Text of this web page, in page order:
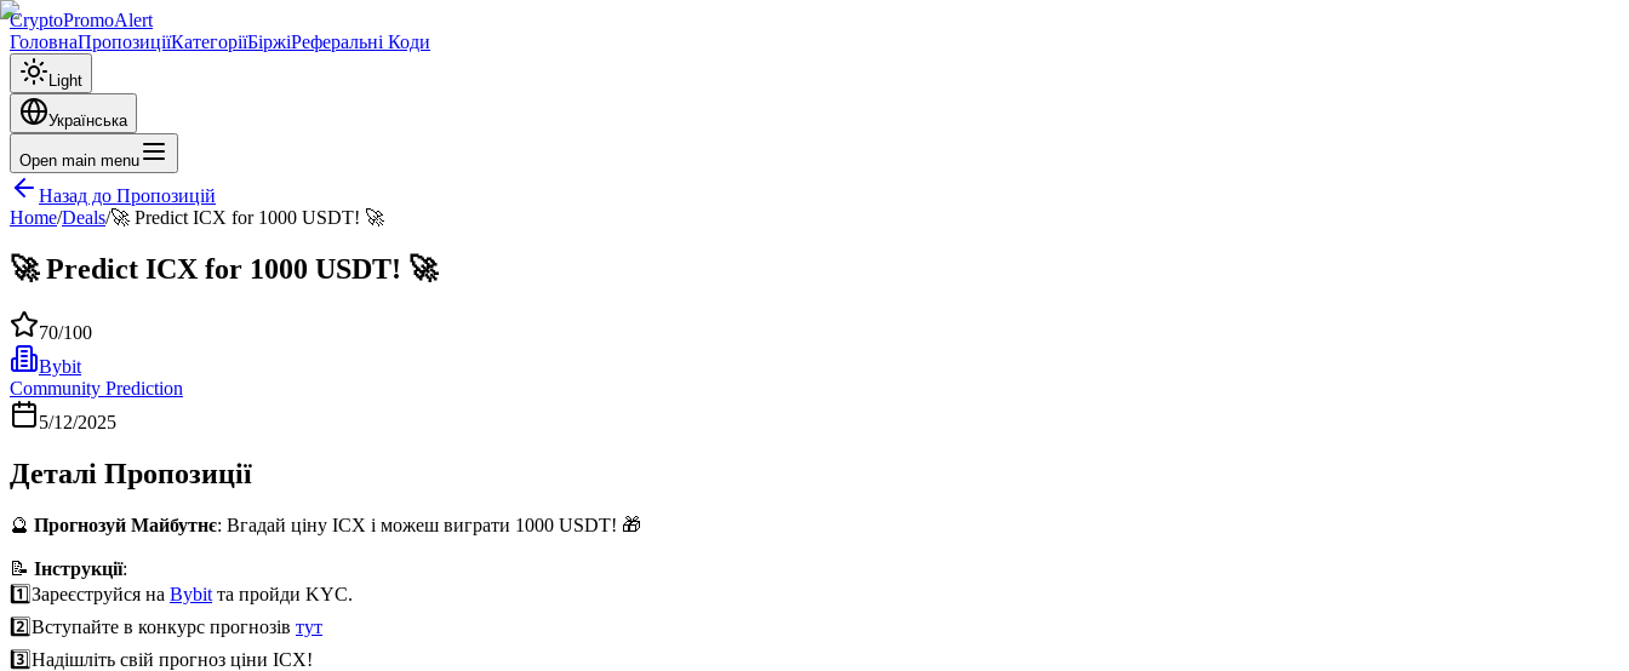
CryptoPromoAlert
ГоловнаПропозиціїКатегоріїБіржіРеферальні Коди
Light
Українська
Open main menu
Назад до Пропозицій
Home/Deals/🚀 Predict ICX for 1000 USDT! 🚀
🚀 Predict ICX for 1000 USDT! 🚀
70/100
Bybit
Community Prediction
5/12/2025
Деталі Пропозиції
🔮 Прогнозуй Майбутнє: Вгадай ціну ICX і можеш виграти 1000 USDT! 🎁
📝 Інструкції:
1️⃣Зареєструйся на Bybit та пройди KYC.
2️⃣Вступайте в конкурс прогнозів тут
3️⃣Надішліть свій прогноз ціни ICX!